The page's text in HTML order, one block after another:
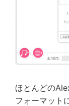
ほとんどの
フォーマット